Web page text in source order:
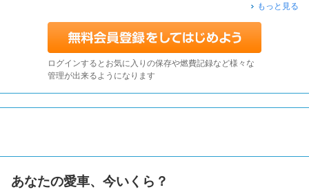
もっと見る
ログインするとお気に入りの保存や燃費記録など様々な
管理が出来るようになります
あなたの愛車、今いくら？